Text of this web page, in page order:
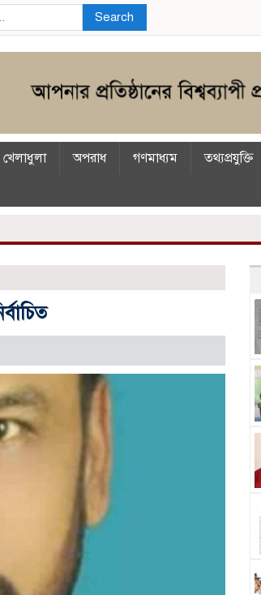
Search
খেলাধুলা অপরাধ গণমাধ্যম তথ্যপ্রযুক্তি